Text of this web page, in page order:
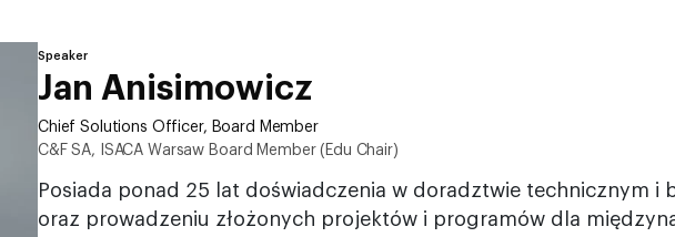
Speaker
Jan Anisimowicz
Chief Solutions Officer, Board Member
C&F SA, ISACA Warsaw Board Member (Edu Chair)
Posiada ponad 25 lat doświadczenia w doradztwie technicznym i
oraz prowadzeniu złożonych projektów i programów dla